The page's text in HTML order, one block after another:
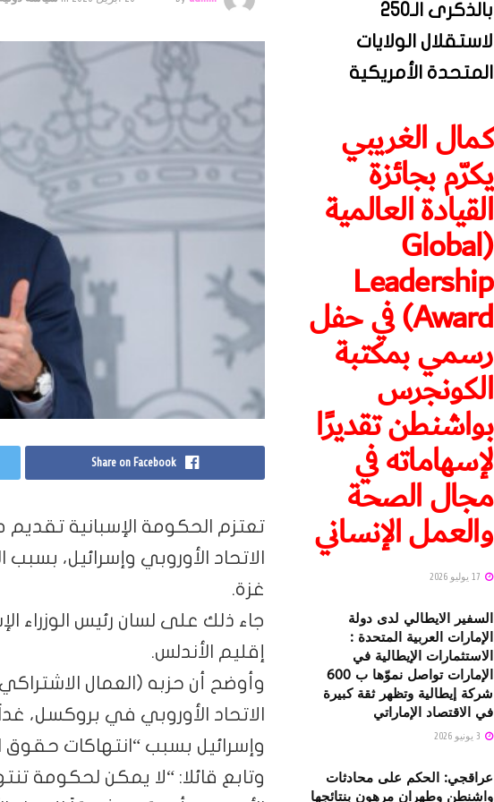
Share on Facebook
تعتزم الحكومة الإسبانية تقديم
الاتحاد الأوروبي وإسرائيل،
غزة.
جاء ذلك على لسان رئيس الوزراء
إقليم الأندلس.
وأوضح أن حزبه (العمال
الاتحاد الأوروبي في بروكسل،
وإسرائيل بسبب “انتهاكات حقوق
وتابع قائلا: “لا يمكن لحكومة
بالذكرى الـ250
لاستقلال الولايات
المتحدة الأمريكية
كمال الغريبي
يكرّم بجائزة
القيادة العالمية
(Global
Leadership
Award) في حفل
رسمي بمكتبة
الكونجرس
بواشنطن تقديرًا
لإسهاماته في
مجال الصحة
والعمل الإنساني
السفير الايطالي لدى دولة
الإمارات العربية المتحدة :
الاستثمارات الإيطالية في
الإمارات تواصل نموّها ب 600
شركة إيطالية وتظهر ثقة كبيرة
في الاقتصاد الإماراتي
عراقجي: الحكم على محادثات
واشنطن وطهران مرهون بنتائجها